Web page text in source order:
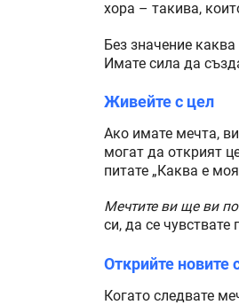
хора – такива,
Без значение
Имате сила да
Живейте с цел
Ако имате мечта,
могат да открият
питате „Каква е
Мечтите ви ще ви
си, да се чувствате
Открийте новите
Когато следвате